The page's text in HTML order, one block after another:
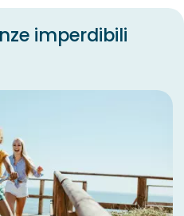
imperdibili